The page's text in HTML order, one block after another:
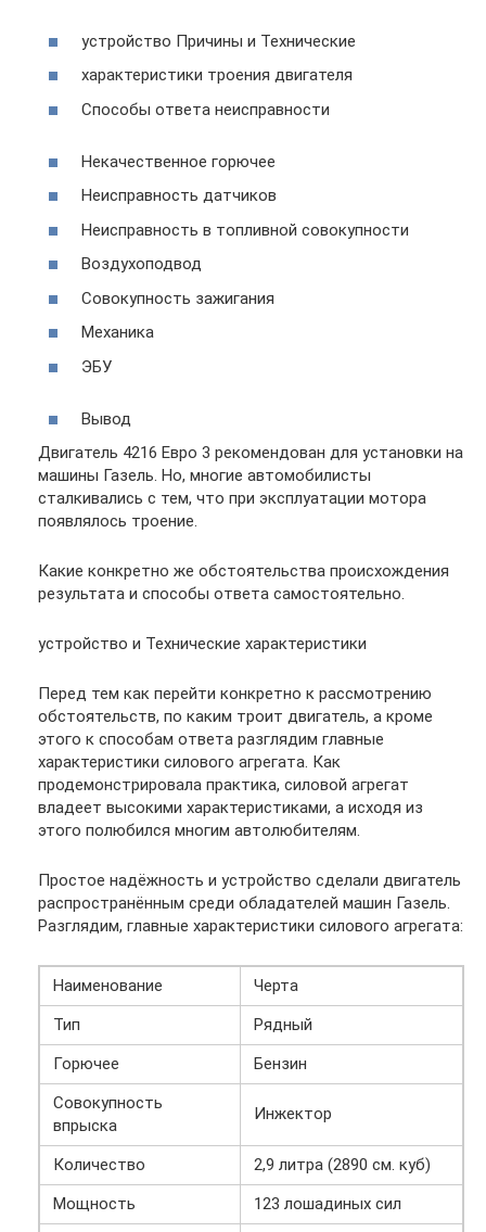
устройство Причины и Технические
характеристики троения двигателя
Способы ответа неисправности
Некачественное горючее
Неисправность датчиков
Неисправность в топливной совокупности
Воздухоподвод
Совокупность зажигания
Механика
ЭБУ
Вывод
Двигатель 4216 Евро 3 рекомендован для установки на
машины Газель. Но, многие автомобилисты
сталкивались с тем, что при эксплуатации мотора
появлялось троение.
Какие конкретно же обстоятельства происхождения
результата и способы ответа самостоятельно.
устройство и Технические характеристики
Перед тем как перейти конкретно к рассмотрению
обстоятельств, по каким троит двигатель, а кроме
этого к способам ответа разглядим главные
характеристики силового агрегата. Как
продемонстрировала практика, силовой агрегат
владеет высокими характеристиками, а исходя из
этого полюбился многим автолюбителям.
Простое надёжность и устройство сделали двигатель
распространённым среди обладателей машин Газель.
Разглядим, главные характеристики силового агрегата:
Наименование
Черта
Тип
Рядный
Горючее
Бензин
Совокупность
впрыска
Инжектор
Количество
2,9 литра (2890 см. куб)
Мощность
123 лошадиных сил